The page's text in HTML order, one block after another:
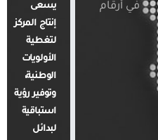
في أرقام
يسعى
إنتاج المركز
لتغطية
الأولويات
الوطنية،
وتوفير رؤية
استباقية
لبدائل